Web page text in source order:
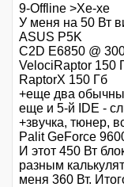
9-Offline >Хе-хе
У меня на 50 Вт
ASUS P5K
C2D E6850 @
VelociRaptor 150
RaptorX 150 Гб
+еще два
еще и 5-й IDE -
+звучка, тюнер,
Palit GeForce
И этот 450 Вт
разным
меня 360 Вт.